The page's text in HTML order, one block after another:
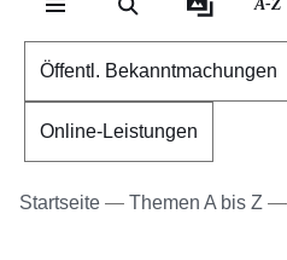
A-Z
Öffentl. Bekanntmachungen
Online-Leistungen
Startseite Themen A bis Z